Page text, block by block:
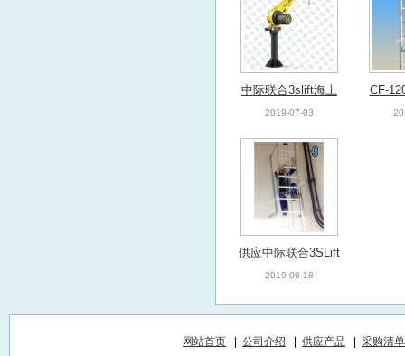
中际联合3slift海上
平台吊机 船舶起重
机 微型吊机
2019-07-03
CF-
一种
供应中际联合3SLift
智能助爬器 塔筒助
2019-06-18
网站首页 公司介绍 供应产品 采购清单